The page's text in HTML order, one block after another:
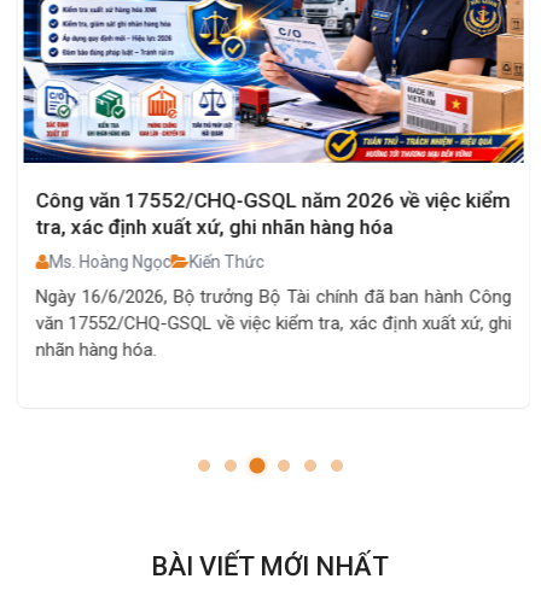
Công văn 17552/CHQ-GSQL năm 2026 về việc kiểm
tra, xác định xuất xứ, ghi nhãn hàng hóa
Ms. Hoàng Ngọc Kiến Thức
Ngày 16/6/2026, Bộ trưởng Bộ Tài chính đã ban hành Công
văn 17552/CHQ-GSQL về việc kiểm tra, xác định xuất xứ, ghi
nhãn hàng hóa.
BÀI VIẾT MỚI NHẤT